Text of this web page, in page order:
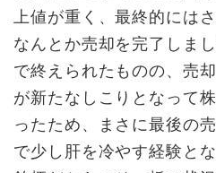
上値が重く、最終的には
なんとか売却を完了しま
で終えられたものの、売
が新たなしこりとなって
ったため、まさに最後の
で少し肝を冷やす経験と